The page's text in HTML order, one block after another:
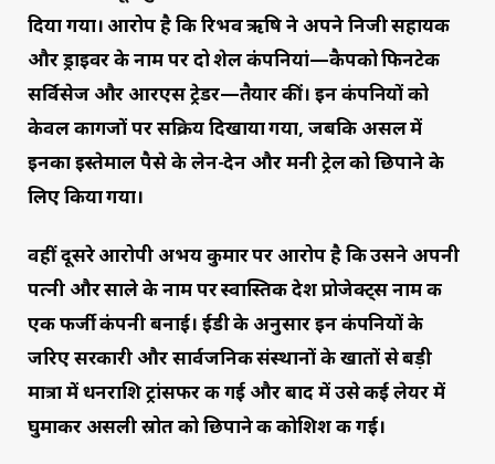
दिया गया। आरोप है कि रिभव ऋषि ने अपने निजी सहायक
और ड्राइवर के नाम पर दो शेल कंपनियां—कैपको फिनटेक
सर्विसेज और आरएस ट्रेडर—तैयार कीं। इन कंपनियों को
केवल कागजों पर सक्रिय दिखाया गया, जबकि असल में
इनका इस्तेमाल पैसे के लेन-देन और मनी ट्रेल को छिपाने के
लिए किया गया।
वहीं दूसरे आरोपी अभय कुमार पर आरोप है कि उसने अपनी
पत्नी और साले के नाम पर स्वास्तिक देश प्रोजेक्ट्स नाम की
एक फर्जी कंपनी बनाई। ईडी के अनुसार इन कंपनियों के
जरिए सरकारी और सार्वजनिक संस्थानों के खातों से बड़ी
मात्रा में धनराशि ट्रांसफर की गई और बाद में उसे कई लेयर में
घुमाकर असली स्रोत को छिपाने की कोशिश की गई।